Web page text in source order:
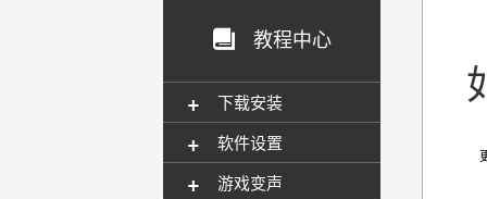
 教程中心
下载安装
+
软件设置
+
游戏变声
+